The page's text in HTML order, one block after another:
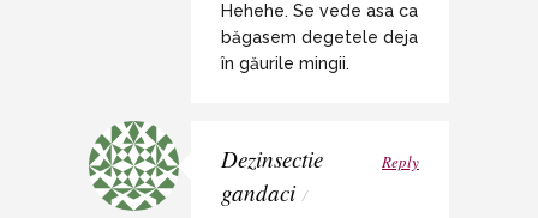
Hehehe. Se vede asa ca
băgasem degetele deja
în găurile mingii.
Dezinsectie
gandaci /
Reply